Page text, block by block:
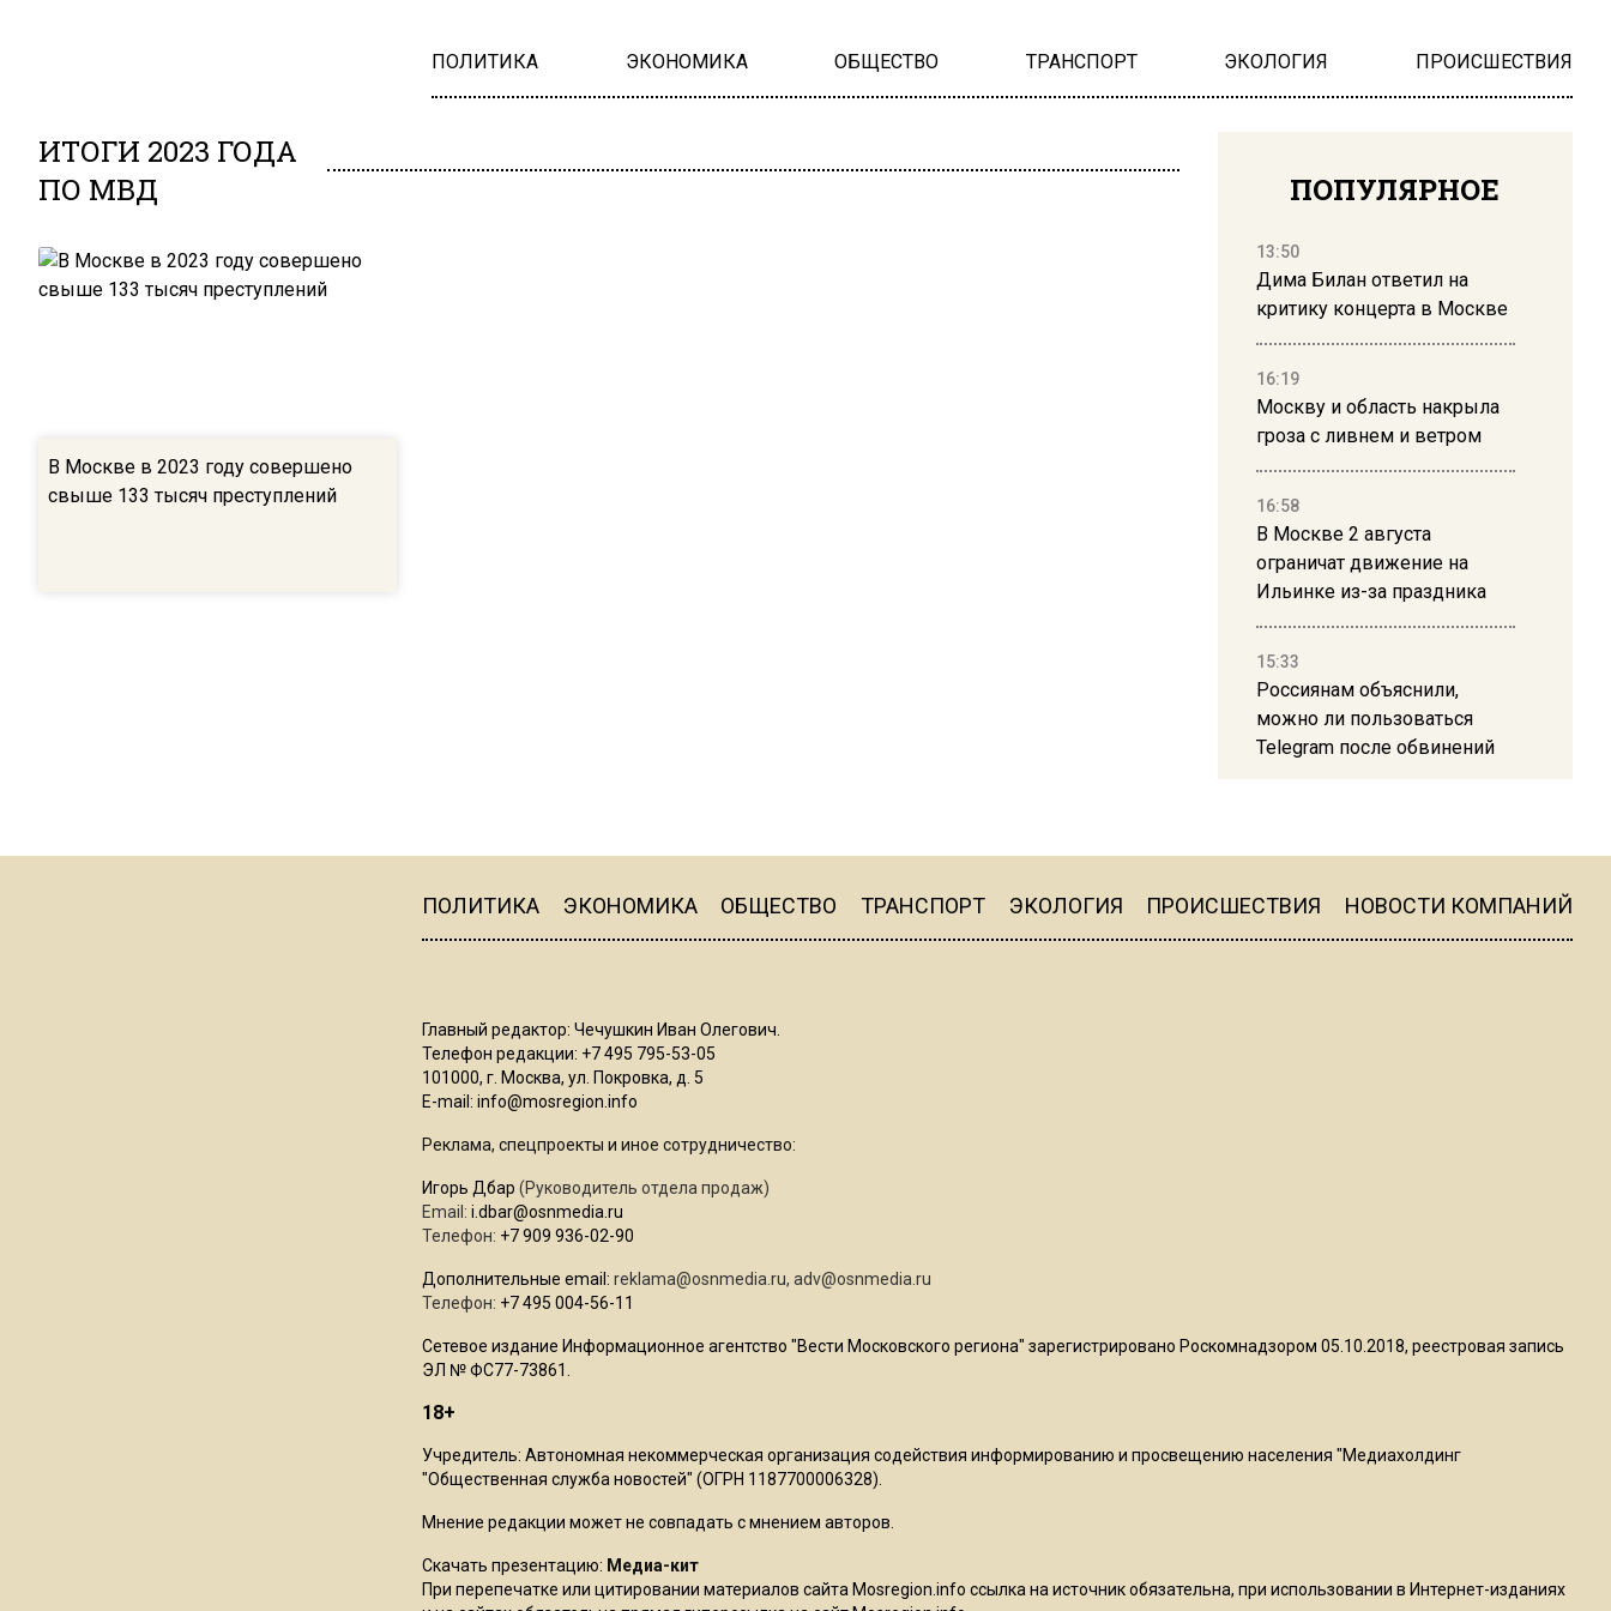
ПОЛИТИКА ЭКОНОМИКА ОБЩЕСТВО ТРАНСПОРТ ЭКОЛОГИЯ ПРОИСШЕСТВИЯ
ИТОГИ 2023 ГОДА
ПО МВД
В Москве в 2023 году совершено
свыше 133 тысяч преступлений
ПОПУЛЯРНОЕ
13:50
Дима Билан ответил на
критику концерта в Москве
16:19
Москву и область накрыла
гроза с ливнем и ветром
16:58
В Москве 2 августа
ограничат движение на
Ильинке из-за праздника
15:33
Россиянам объяснили,
можно ли пользоваться
Telegram после обвинений
литров дождя на
В Подмосковье прекратили
цехах
ПОЛИТИКА ЭКОНОМИКА ОБЩЕСТВО ТРАНСПОРТ ЭКОЛОГИЯ ПРОИСШЕСТВИЯ НОВОСТИ КОМПАНИЙ
Главный редактор: Чечушкин Иван Олегович.
Телефон редакции: +7 495 795-53-05
101000, г. Москва, ул. Покровка, д. 5
E-mail: info@mosregion.info
Реклама, спецпроекты и иное сотрудничество:
Игорь Дбар (Руководитель отдела продаж)
Email: i.dbar@osnmedia.ru
Телефон: +7 909 936-02-90
Дополнительные email: reklama@osnmedia.ru, adv@osnmedia.ru
Телефон: +7 495 004-56-11
Сетевое издание Информационное агентство "Вести Московского региона" зарегистрировано Роскомнадзором 05.10.2018, реестровая запись
ЭЛ № ФС77-73861.
18+
Учредитель: Автономная некоммерческая организация содействия информированию и просвещению населения "Медиахолдинг
"Общественная служба новостей" (ОГРН 1187700006328).
Мнение редакции может не совпадать с мнением авторов.
Скачать презентацию: Медиа-кит
При перепечатке или цитировании материалов сайта Mosregion.info ссылка на источник обязательна, при использовании в Интернет-изданиях